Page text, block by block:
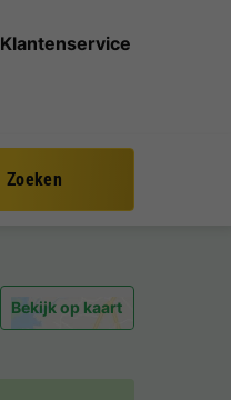
Klantenservice
Zoeken
Bekijk op kaart